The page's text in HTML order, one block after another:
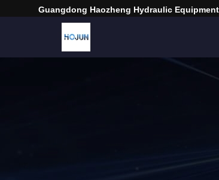
Guangdong Haozheng Hydraulic